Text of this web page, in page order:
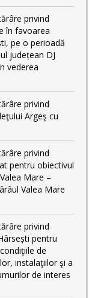
privind
în favoarea
pe o perioadă
județean DJ
vederea
privind
Argeş cu
privind
pentru obiectivul
Mare –
Valea Mare
privind
pentru
de
instalaţiilor şi a
de interes